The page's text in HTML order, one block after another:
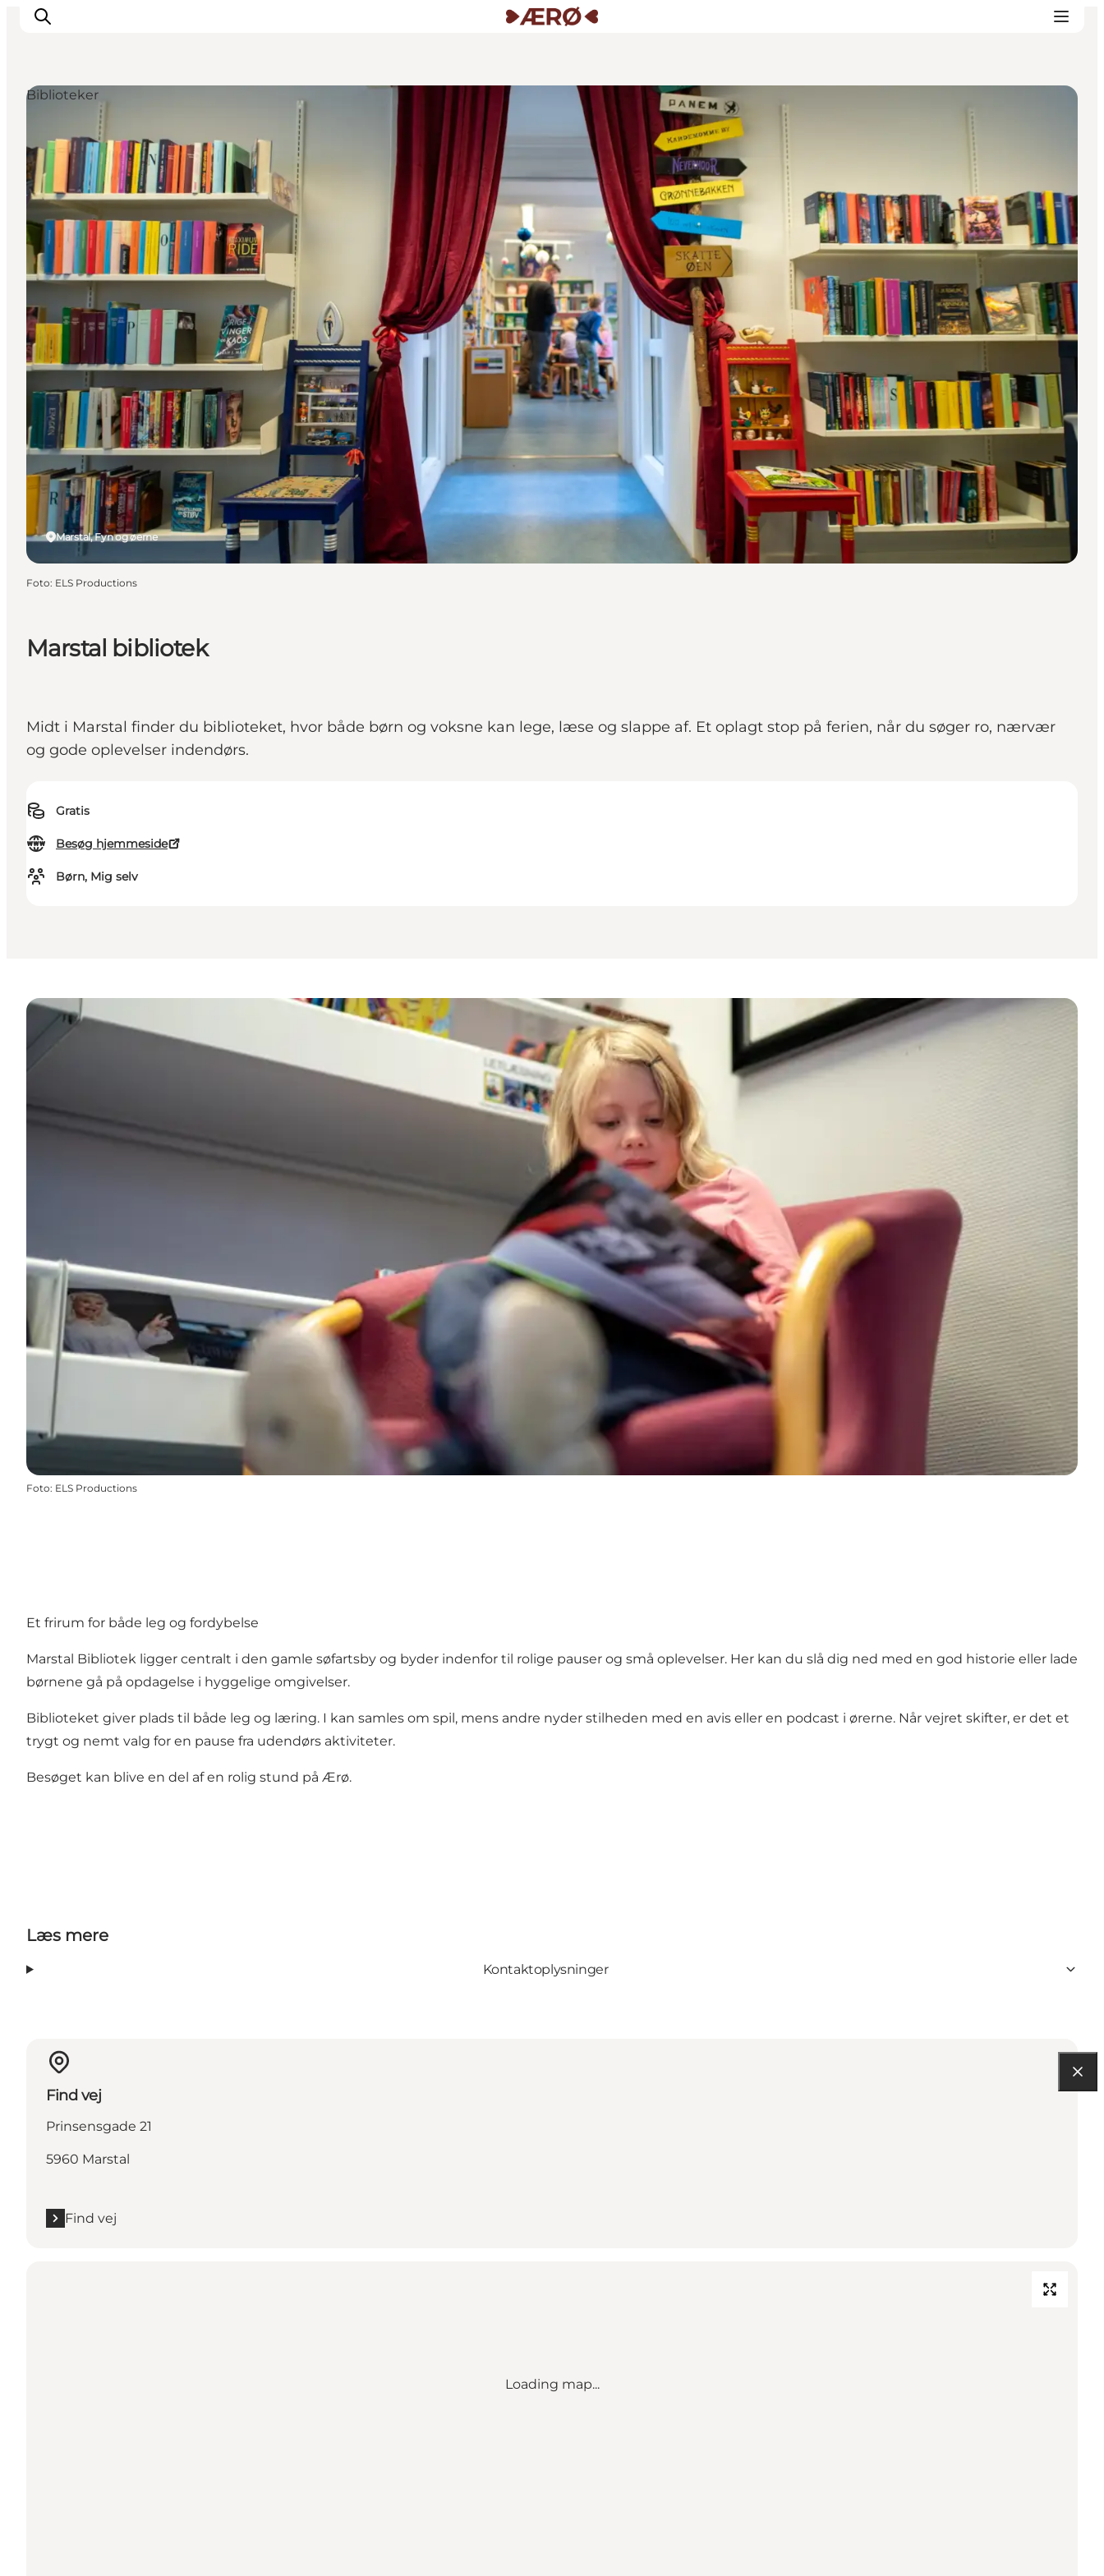
Overnatning
Spisesteder
Oplevelser
Events
Planlæg ferien
Marstal bibliotek
Midt i Marstal finder du biblioteket, hvor både børn og voksne kan lege, læse og slappe af. Et oplagt stop på ferien, når du søger ro, nærvær
og gode oplevelser indendørs.
Gratis
Besøg hjemmeside
Børn, Mig selv
Marstal, Fyn og øerne
Biblioteker
Foto: ELS Productions
Foto: ELS Productions
Et frirum for både leg og fordybelse
Marstal Bibliotek ligger centralt i den gamle søfartsby og byder indenfor til rolige pauser og små oplevelser. Her kan du slå dig ned med en god historie eller lade
børnene gå på opdagelse i hyggelige omgivelser.
Biblioteket giver plads til både leg og læring. I kan samles om spil, mens andre nyder stilheden med en avis eller en podcast i ørerne. Når vejret skifter, er det et
trygt og nemt valg for en pause fra udendørs aktiviteter.
Besøget kan blive en del af en rolig stund på Ærø.
Læs mere
Kontaktoplysninger
Find vej
Prinsensgade 21
5960 Marstal
Find vej
Loading map...